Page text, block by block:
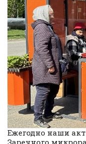
Ежегодно наши